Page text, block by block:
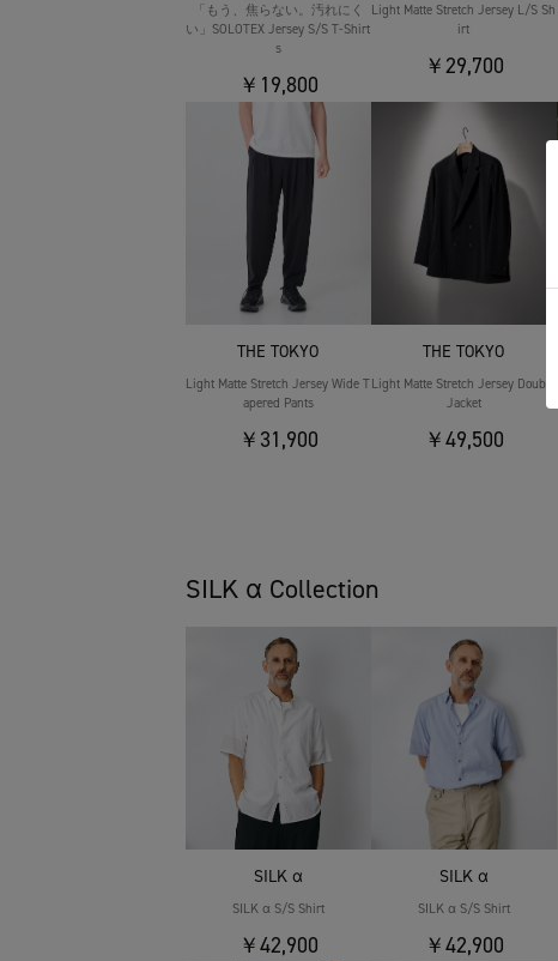
「もう、焦らない。汚れにく
い」SOLOTEX Jersey S/S T-Shirt
s
￥19,800
Light Matte Stretch Jersey L/S Sh
irt
￥29,700
THE TOKYO
Light Matte Stretch Jersey Wide T
apered Pants
￥31,900
THE TOKYO
Light Matte Stretch Jersey Double
Jacket
￥49,500
SILK α Collection
SILK α
SILK α S/S Shirt
￥42,900
SILK α
SILK α S/S Shirt
￥42,900